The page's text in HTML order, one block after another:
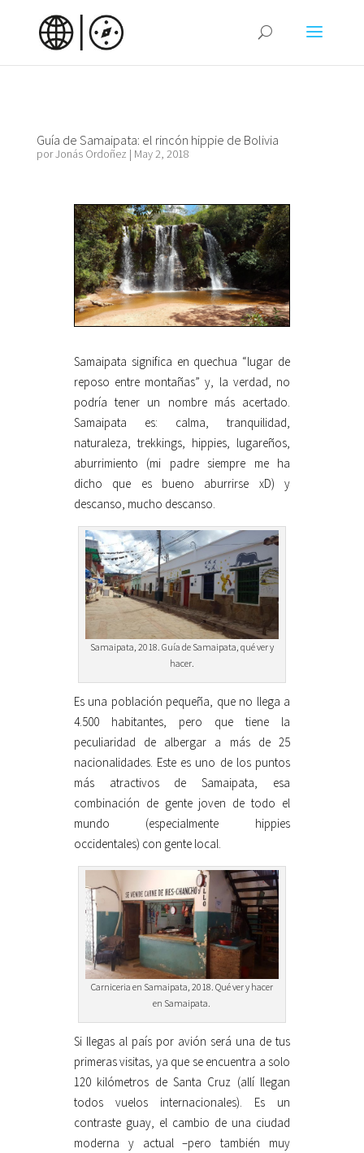
Guía de Samaipata: el rincón hippie de Bolivia
porJonás Ordoñez | May 2, 2018
Samaipata significa en quechua “lugar de
reposo entre montañas” y, la verdad, no
podría tener un nombre más acertado.
Samaipata es: calma, tranquilidad,
naturaleza, trekkings, hippies, lugareños,
aburrimiento (mi padre siempre me ha
dicho que es bueno aburrirse xD) y
descanso, mucho descanso.
Samaipata, 2018. Guía de Samaipata, qué ver y
hacer.
Es una población pequeña, que no llega a
4.500 habitantes, pero que tiene la
peculiaridad de albergar a más de 25
nacionalidades. Este es uno de los puntos
más atractivos de Samaipata, esa
combinación de gente joven de todo el
mundo (especialmente hippies
occidentales) con gente local.
Carniceria en Samaipata, 2018. Qué ver y hacer
en Samaipata.
Si llegas al país por avión será una de tus
primeras visitas, ya que se encuentra a solo
120 kilómetros de Santa Cruz (allí llegan
todos vuelos internacionales). Es un
contraste guay, el cambio de una ciudad
moderna y actual –pero también muy